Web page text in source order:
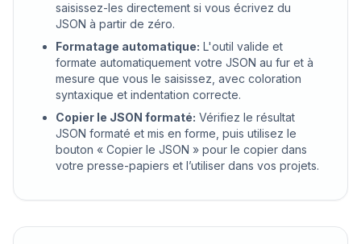
saisissez-les directement si vous écrivez du
JSON à partir de zéro.
Formatage automatique: L'outil valide et
formate automatiquement votre JSON au fur et à
mesure que vous le saisissez, avec coloration
syntaxique et indentation correcte.
Copier le JSON formaté: Vérifiez le résultat
JSON formaté et mis en forme, puis utilisez le
bouton « Copier le JSON » pour le copier dans
votre presse-papiers et l’utiliser dans vos projets.